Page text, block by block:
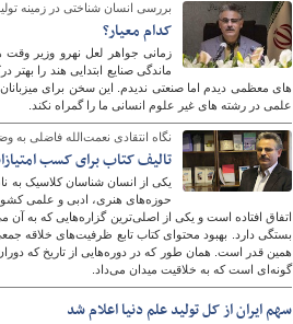
بررسی انسان شناختی در زمینه
کدام معیار؟
زمانی جواهر لعل نهرو وزیر وقت
ماندگی صنایع ابتدایی هند را
های معظمی دیدم اما صنعتی ندیدم. این سخن برای
علمی در رشته های غیر علوم انسانی ما را گمراه نکند.
نگاه انتقادی نعمت‌الله فاضلی به
تالیف کتاب برای کسب
حوزه‌های هنری، ادبی و علمی
اتفاق افتاده است و یکی از اصلی‌ترین گزاره‌هایی که به
بستگی دارد. بهبود محتوای کتاب تابع ظرفیت‌های خلاقه
همین قدر است. همان طور که در دوره‌هایی از تاریخ که
گونه‌ای است که به خلاقیت میدان می‌داد.
سهم ایران از کل تولید علم دنیا اعلام شد